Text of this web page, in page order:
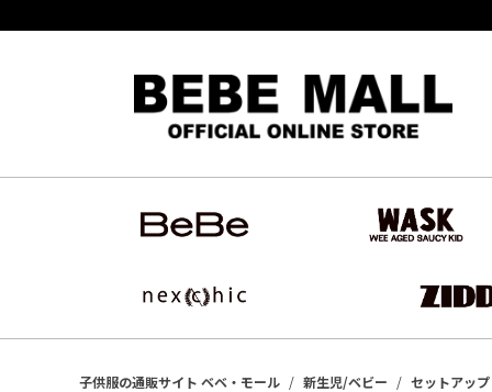
子供服の通販サイト ベベ・モール 新生児/ベビー セットアップ